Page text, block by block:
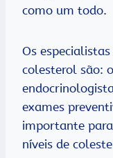
como um todo.
Os
colesterol são:
exames
importante
níveis de